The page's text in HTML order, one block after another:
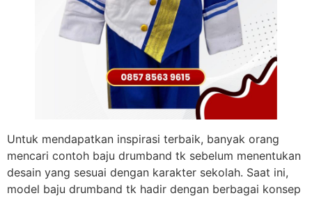
Untuk mendapatkan inspirasi terbaik, banyak orang
mencari contoh baju drumband tk sebelum menentukan
desain yang sesuai dengan karakter sekolah. Saat ini,
model baju drumband tk hadir dengan berbagai konsep